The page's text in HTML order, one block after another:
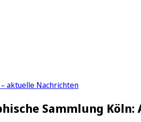
aktuelle Nachrichten
Sammlung